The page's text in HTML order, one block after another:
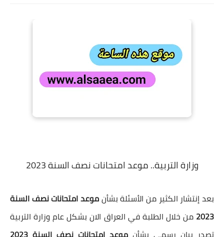
وزارة التربية.. موعد امتحانات نصف السنة 2023
بعد إنتشار الكثير من الأسئلة بشأنموعد امتحانات نصف السنة
2023 من خلال الطلبة في العراق الان بشكل عام وزارة التربية